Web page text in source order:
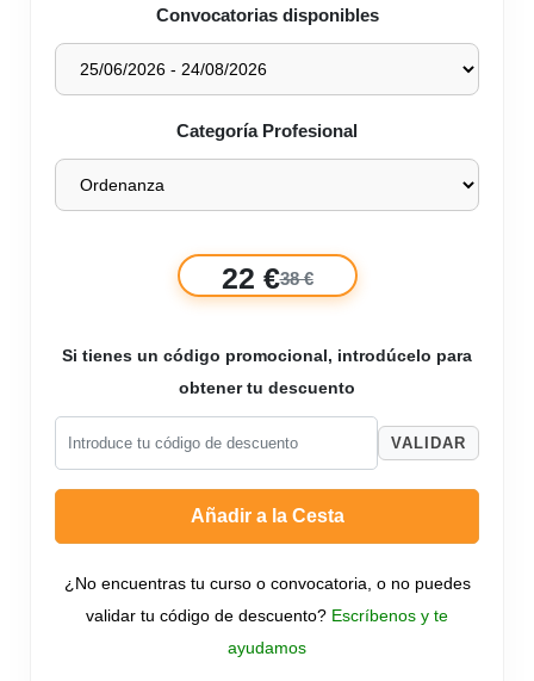
Convocatorias disponibles
Categoría Profesional
22 €38 €
Si tienes un código promocional, introdúcelo para
obtener tu descuento
VALIDAR
Añadir a la Cesta
¿No encuentras tu curso o convocatoria, o no puedes
validar tu código de descuento? Escríbenos y te
ayudamos